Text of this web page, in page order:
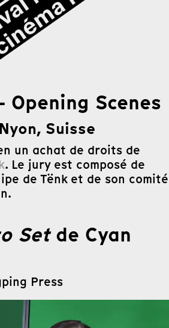
Opening Scenes
Nyon, Suisse
un achat de droits de
. Le jury est composé de
de Tënk et de son comité
Setde Cyan
Press